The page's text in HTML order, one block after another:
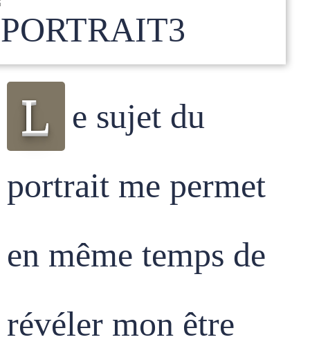
L
e sujet du
portrait me permet
en même temps de
révéler mon être